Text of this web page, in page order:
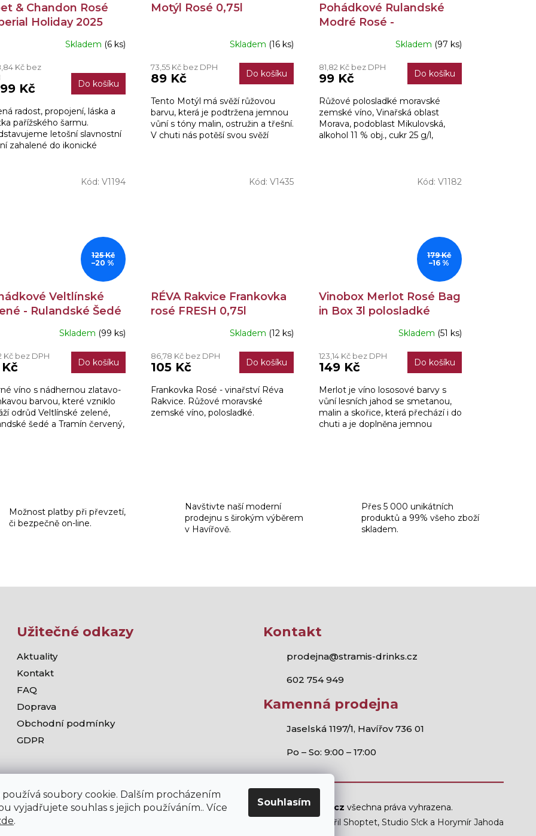
soubory cookie. Dalším procházením
vyjadřujete souhlas s jejich používáním.. Více
.
Souhlasím
& Chandon Rosé
Holiday 2025
Skladem (6 ks)
Kč bez
Kč Do košíku
radost, propojení, láska a
pařížského šarmu.
letošní slavnostní
zahalené do ikonické
Motýl Rosé 0,75l
Skladem (16 ks)
73,55 Kč bez DPH
89 Kč Do košíku
Tento Motýl má svěží růžovou
barvu, která je podtržena jemnou
vůní s tóny malin, ostružin a třešní.
V chuti nás potěší svou svěží
Pohádkové Rulandské
Modré Rosé -
produktu
je
z
5
hvězdiček.
Skladem (97 ks)
81,82 Kč bez DPH
99 Kč Do košíku
Růžové polosladké moravské
zemské víno, Vinařská oblast
Morava, podoblast Mikulovská,
alkohol 11 % obj., cukr 25 g/l,
125 Kč
–20 %
Veltlínské
- Rulandské Šedé
Skladem (99 ks)
Kč bez DPH
Do košíku
víno s nádhernou zlatavo-
barvou, které vzniklo
odrůd Veltlínské zelené,
šedé a Tramín červený,
Kód: V1194
RÉVA Rakvice Frankovka
rosé FRESH 0,75l
Skladem (12 ks)
86,78 Kč bez DPH
105 Kč Do košíku
Frankovka Rosé - vinařství Réva
Rakvice. Růžové moravské
zemské víno, polosladké.
Kód: V1435
179 Kč
–16 %
Vinobox Merlot Rosé Bag
in Box 3l polosladké
Skladem (51 ks)
123,14 Kč bez DPH
149 Kč Do košíku
Merlot je víno lososové barvy s
vůní lesních jahod se smetanou,
malin a skořice, která přechází i do
chuti a je doplněna jemnou
Kód: V1182
á
d
a
v
Možnost platby při převzetí,
či bezpečně on-line.
Navštivte naší moderní
prodejnu s širokým výběrem
v Havířově.
Přes 5 000 unikátních
produktů a 99% všeho zboží
skladem.
Užitečné odkazy
Aktuality
Kontakt
FAQ
Doprava
Obchodní podmínky
GDPR
Kontakt
prodejna@stramis-drinks.cz
602 754 949
Kamenná prodejna
Jaselská 1197/1, Havířov 736 01
Po – So: 9:00 – 17:00
Stramis.cz všechna práva vyhrazena.
Vytvořil Shoptet,Studio S!ck a Horymír Jahoda